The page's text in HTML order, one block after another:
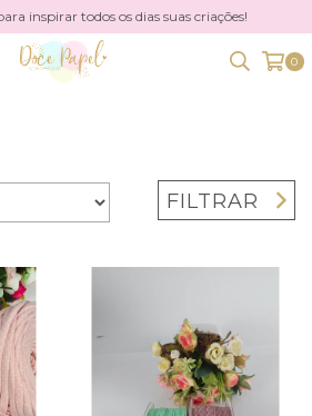
inspirar todos os dias suas criações!
0
FILTRAR